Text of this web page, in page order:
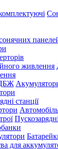
станції